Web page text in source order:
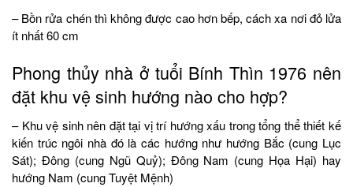
– Bồn rửa chén thì không được cao hơn bếp, cách xa nơi đỏ lửa
ít nhất 60 cm
Phong thủy nhà ở tuổi Bính Thìn 1976 nên
đặt khu vệ sinh hướng nào cho hợp?
– Khu vệ sinh nên đặt tại vị trí hướng xấu trong tổng thể thiết kế
kiến trúc ngôi nhà đó là các hướng như hướng Bắc (cung Lục
Sát); Đông (cung Ngũ Quỷ); Đông Nam (cung Họa Hại) hay
hướng Nam (cung Tuyệt Mệnh)